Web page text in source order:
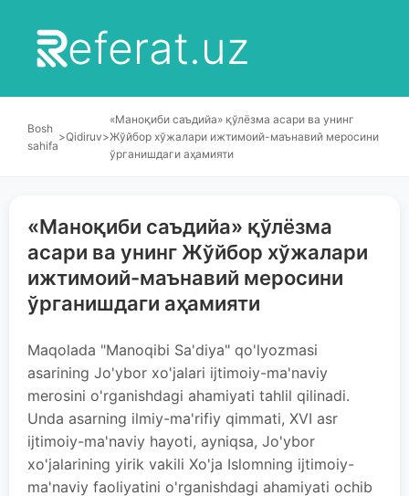
eferat.uz
Bosh
sahifa
>Qidiruv>
«Маноқиби саъдийа» қўлёзма асари ва унинг
Жўйбор хўжалари ижтимоий-маънавий меросини
ўрганишдаги аҳамияти
«Маноқиби саъдийа» қўлёзма
асари ва унинг Жўйбор хўжалари
ижтимоий-маънавий меросини
ўрганишдаги аҳамияти
Maqolada "Manoqibi Sa'diya" qo'lyozmasi
asarining Jo'ybor xo'jalari ijtimoiy-ma'naviy
merosini o'rganishdagi ahamiyati tahlil qilinadi.
Unda asarning ilmiy-ma'rifiy qimmati, XVI asr
ijtimoiy-ma'naviy hayoti, ayniqsa, Jo'ybor
xo'jalarining yirik vakili Xo'ja Islomning ijtimoiy-
ma'naviy faoliyatini o'rganishdagi ahamiyati ochib